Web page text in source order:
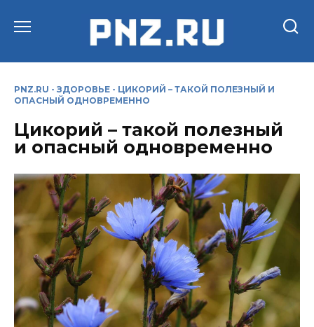
PNZ.RU - ЗДОРОВЬЕ - ЦИКОРИЙ – ТАКОЙ ПОЛЕЗНЫЙ И
ОПАСНЫЙ ОДНОВРЕМЕННО
Цикорий – такой полезный
и опасный одновременно